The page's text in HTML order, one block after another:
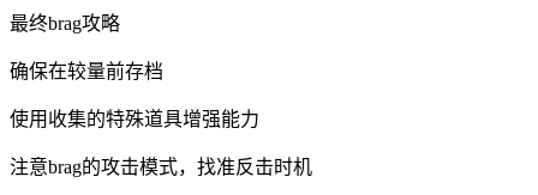
最终brag攻略
确保在较量前存档
使用收集的特殊道具增强能力
注意brag的攻击模式，找准反击时机